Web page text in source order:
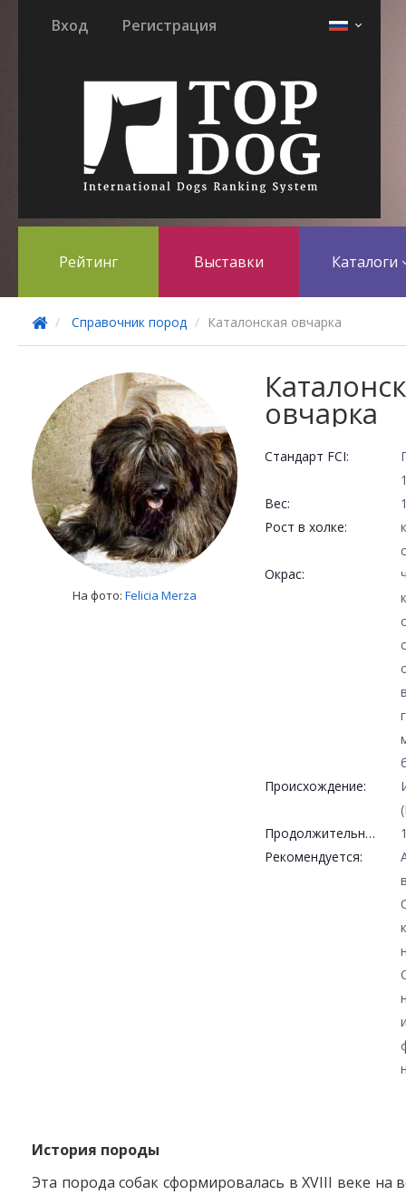
Вход Регистрация
Рейтинг Выставки Каталоги
Справочник пород Каталонская овчарка
На фото: Felicia Merza
овчарка
Стандарт FCI:
Вес:
Рост в холке:
Окрас:
Происхождение:
Продолжительность жизни:
Рекомендуется:
История породы
Эта порода собак сформировалась в XVIII веке на